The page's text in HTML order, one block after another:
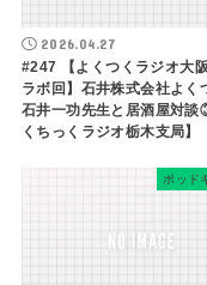
2026.04.27
#247 【よくつくラジオ大
ラボ回】石井株式会社よく
石井一功先生と居酒屋対
くちっくラジオ栃木支局】
ポッド